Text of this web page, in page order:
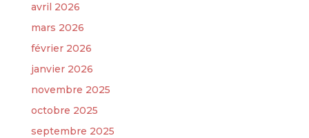
avril 2026
mars 2026
février 2026
janvier 2026
novembre 2025
octobre 2025
septembre 2025